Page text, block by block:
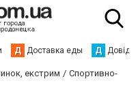
Д Доставка еды Д
екстрим
Спортивно-